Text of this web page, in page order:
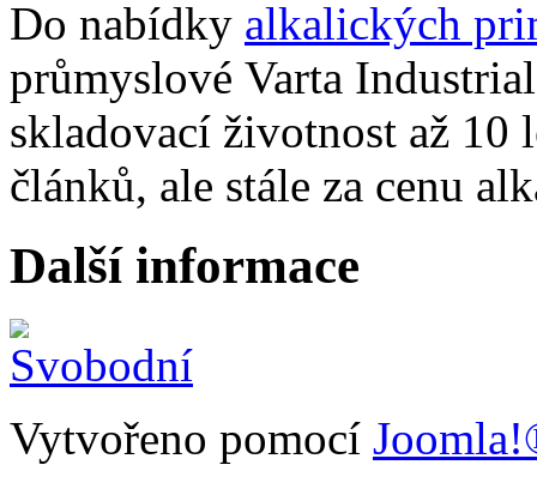
Do nabídky alkalických
průmyslové Varta
skladovací životnost až
článků, ale stále za cenu
Další informace
Vytvořeno pomocí